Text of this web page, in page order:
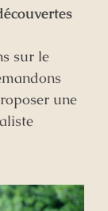
sur le
une